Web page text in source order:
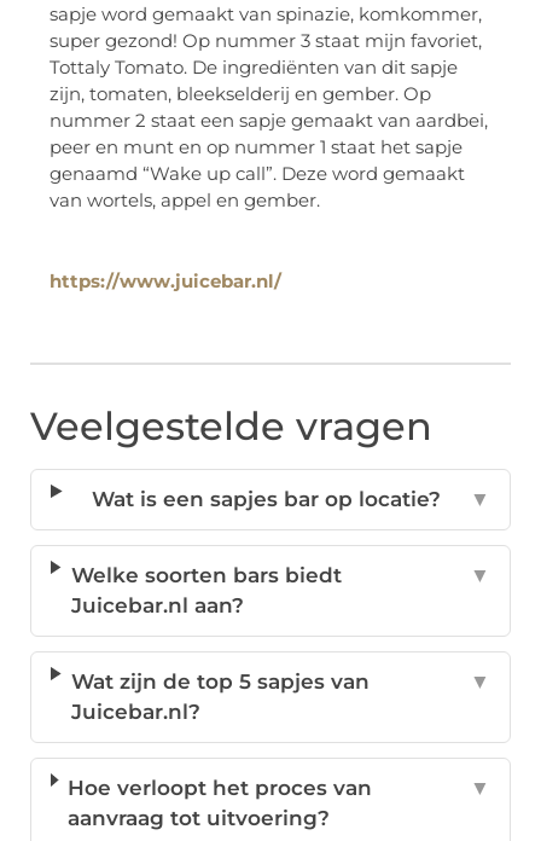
sapje word gemaakt van spinazie, komkommer,
super gezond! Op nummer 3 staat mijn favoriet,
Tottaly Tomato. De ingrediënten van dit sapje
zijn, tomaten, bleekselderij en gember. Op
nummer 2 staat een sapje gemaakt van aardbei,
peer en munt en op nummer 1 staat het sapje
genaamd “Wake up call”. Deze word gemaakt
van wortels, appel en gember.
https://www.juicebar.nl/
Veelgestelde vragen
Wat is een sapjes bar op locatie? ▼
Welke soorten bars biedt
Juicebar.nl aan?
▼
Wat zijn de top 5 sapjes van
Juicebar.nl?
▼
Hoe verloopt het proces van
aanvraag tot uitvoering?
▼